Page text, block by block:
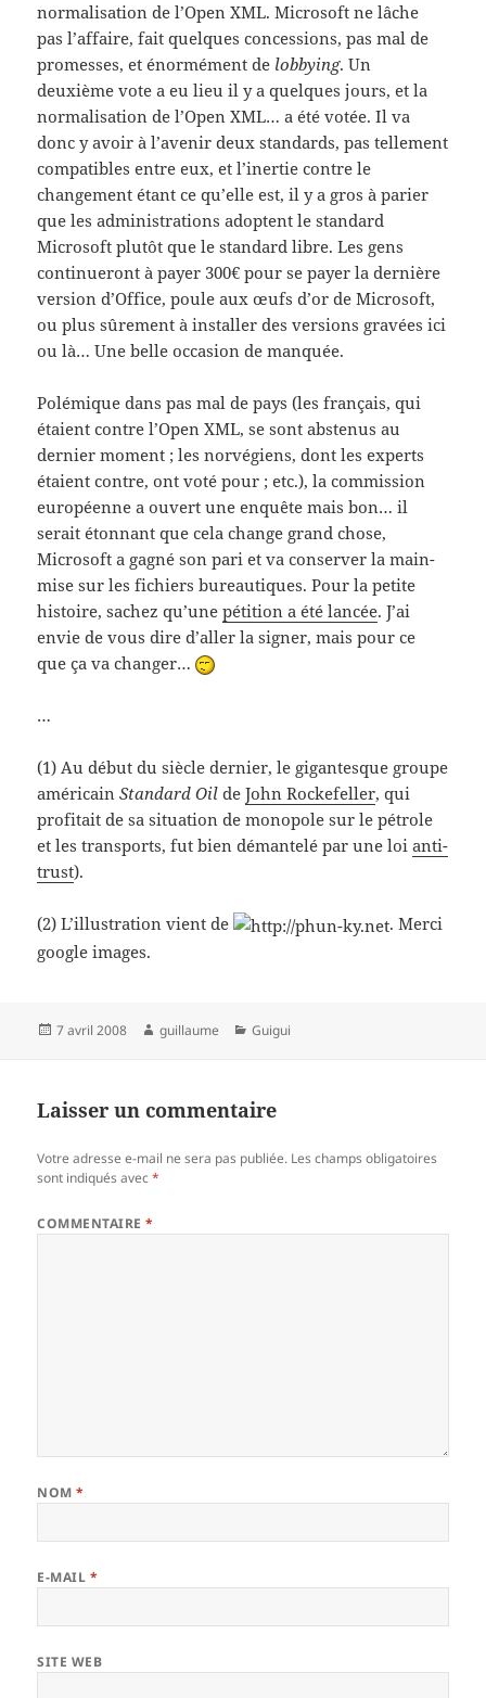
normalisation de l’Open XML. Microsoft ne lâche
pas l’affaire, fait quelques concessions, pas mal de
promesses, et énormément de lobbying. Un
deuxième vote a eu lieu il y a quelques jours, et la
normalisation de l’Open XML… a été votée. Il va
donc y avoir à l’avenir deux standards, pas tellement
compatibles entre eux, et l’inertie contre le
changement étant ce qu’elle est, il y a gros à parier
que les administrations adoptent le standard
Microsoft plutôt que le standard libre. Les gens
continueront à payer 300€ pour se payer la dernière
version d’Office, poule aux œufs d’or de Microsoft,
ou plus sûrement à installer des versions gravées ici
ou là… Une belle occasion de manquée.
Polémique dans pas mal de pays (les français, qui
étaient contre l’Open XML, se sont abstenus au
dernier moment ; les norvégiens, dont les experts
étaient contre, ont voté pour ; etc.), la commission
européenne a ouvert une enquête mais bon… il
serait étonnant que cela change grand chose,
Microsoft a gagné son pari et va conserver la main-
mise sur les fichiers bureautiques. Pour la petite
histoire, sachez qu’unepétition a été lancée. J’ai
envie de vous dire d’aller la signer, mais pour ce
que ça va changer…
…
(1) Au début du siècle dernier, le gigantesque groupe
américainStandard Oil deJohn Rockefeller, qui
profitait de sa situation de monopole sur le pétrole
et les transports, fut bien démantelé par une loianti-
trust).
(2) L’illustration vient de
. Merci
google images.
Publié
7 avril 2008 Auteur
guillaume Catégories
Guigui
Laisser un commentaire
Votre adresse e-mail ne sera pas publiée. Les champs obligatoires
sont indiqués avec*
COMMENTAIRE*
NOM*
E-MAIL *
SITE WEB